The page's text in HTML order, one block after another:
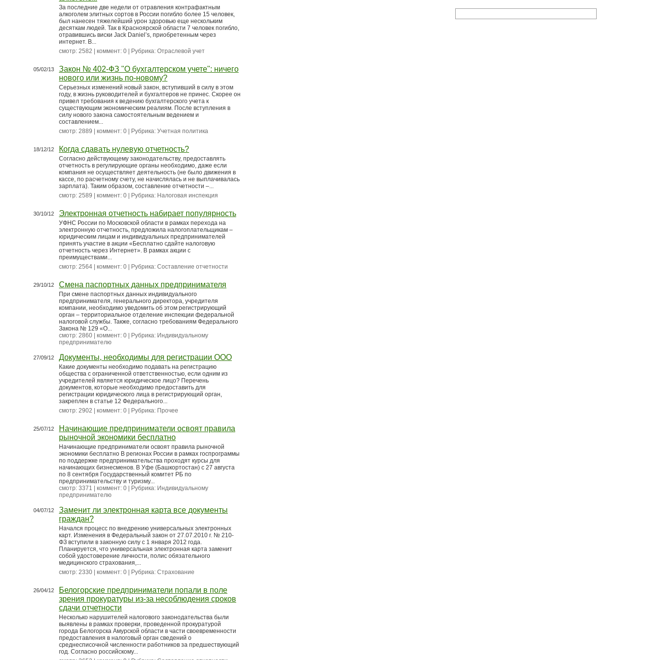
За последние две недели от отравления контрафактным
алкоголем элитных сортов в России погибло более 15 человек,
был нанесен тяжелейший урон здоровью еще нескольким
десяткам людей. Так в Красноярской области 7 человек погибло,
отравившись виски Jack Daniel’s, приобретенным через
интернет. В...
смотр: 2582 | коммент: 0 | Рубрика: Отраслевой учет
05/02/13
Закон № 402-ФЗ "О бухгалтерском учете": ничего
нового или жизнь по-новому?
Серьезных изменений новый закон, вступивший в силу в этом
году, в жизнь руководителей и бухгалтеров не принес. Скорее он
привел требования к ведению бухгалтерского учета к
существующим экономическим реалиям. После вступления в
силу нового закона самостоятельным ведением и
составлением...
смотр: 2889 | коммент: 0 | Рубрика: Учетная политика
18/12/12 Когда сдавать нулевую отчетность?
Согласно действующему законодательству, предоставлять
отчетность в регулирующие органы необходимо, даже если
компания не осуществляет деятельность (не было движения в
кассе, по расчетному счету, не начислялась и не выплачивалась
зарплата). Таким образом, составление отчетности –...
смотр: 2589 | коммент: 0 | Рубрика: Налоговая инспекция
30/10/12 Электронная отчетность набирает популярность
УФНС России по Московской области в рамках перехода на
электронную отчетность, предложила налогоплательщикам –
юридическим лицам и индивидуальных предпринимателей
принять участие в акции «Бесплатно сдайте налоговую
отчетность через Интернет». В рамках акции с
преимуществами...
смотр: 2564 | коммент: 0 | Рубрика: Составление отчетности
29/10/12 Смена паспортных данных предпринимателя
При смене паспортных данных индивидуального
предпринимателя, генерального директора, учредителя
компании, необходимо уведомить об этом регистрирующий
орган – территориальное отделение инспекции федеральной
налоговой службы. Также, согласно требованиям Федерального
Закона № 129 «О...
смотр: 2860 | коммент: 0 | Рубрика: Индивидуальному
предпринимателю
27/09/12 Документы, необходимы для регистрации ООО
Какие документы необходимо подавать на регистрацию
общества с ограниченной ответственностью, если одним из
учредителей является юридическое лицо? Перечень
документов, которые необходимо предоставить для
регистрации юридического лица в регистрирующий орган,
закреплен в статье 12 Федерального...
смотр: 2902 | коммент: 0 | Рубрика: Прочее
25/07/12
Начинающие предприниматели освоят правила
рыночной экономики бесплатно
Начинающие предприниматели освоят правила рыночной
экономики бесплатно В регионах России в рамках госпрограммы
по поддержке предпринимательства проходят курсы для
начинающих бизнесменов. В Уфе (Башкортостан) с 27 августа
по 8 сентября Государственный комитет РБ по
предпринимательству и туризму...
смотр: 3371 | коммент: 0 | Рубрика: Индивидуальному
предпринимателю
04/07/12
Заменит ли электронная карта все документы
граждан?
Начался процесс по внедрению универсальных электронных
карт. Изменения в Федеральный закон от 27.07.2010 г. № 210-
ФЗ вступили в законную силу с 1 января 2012 года.
Планируется, что универсальная электронная карта заменит
собой удостоверение личности, полис обязательного
медицинского страхования,...
смотр: 2330 | коммент: 0 | Рубрика: Страхование
26/04/12
Белогорские предприниматели попали в поле
зрения прокуратуры из-за несоблюдения сроков
сдачи отчетности
Несколько нарушителей налогового законодательства были
выявлены в рамках проверки, проведенной прокуратурой
города Белогорска Амурской области в части своевременности
предоставления в налоговый орган сведений о
среднесписочной численности работников за предшествующий
год. Согласно российскому...